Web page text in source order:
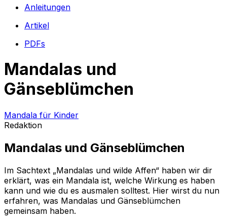
Anleitungen
Artikel
PDFs
Mandalas und
Gänseblümchen
Mandala für Kinder
Redaktion
Mandalas und Gänseblümchen
Im Sachtext „Mandalas und wilde Affen“ haben wir dir
erklärt, was ein Mandala ist, welche Wirkung es haben
kann und wie du es ausmalen solltest. Hier wirst du nun
erfahren, was Mandalas und Gänseblümchen
gemeinsam haben.